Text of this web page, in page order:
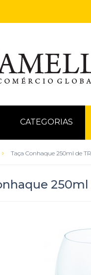
CATEGORIAS
Taça Conhaque 250ml de